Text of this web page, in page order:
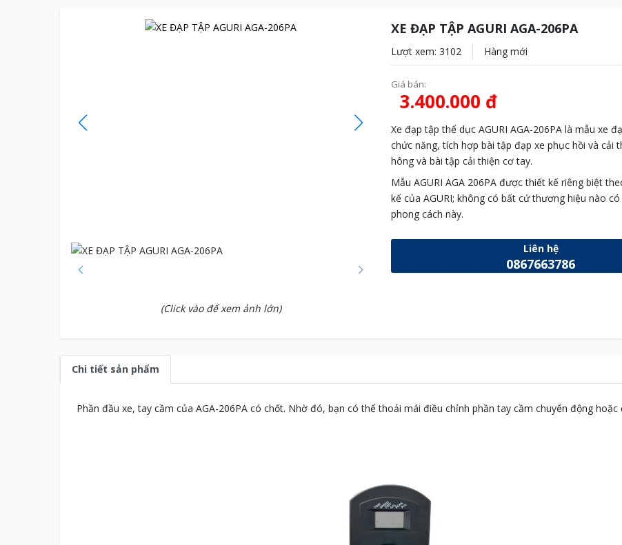
(Click vào để xem ảnh lớn)
XE ĐẠP TẬP AGURI AGA-206PA
Lượt xem: 3102 Hàng mới
Giá bán:
3.400.000 đ
Xe đạp tập thể dục AGURI AGA-206PA là mẫu xe
chức năng, tích hợp bài tập đạp xe phục hồi và cải
hông và bài tập cải thiện cơ tay.
Mẫu AGURI AGA 206PA được thiết kế riêng biệt
kế của AGURI; không có bất cứ thương hiệu nào
phong cách này.
Liên hệ
0867663786
Chi tiết sản phẩm
Phần đầu xe, tay cầm của AGA-206PA có chốt. Nhờ đó, bạn có thể thoải mái điều chỉnh phần tay cầm chuyển động hoặc